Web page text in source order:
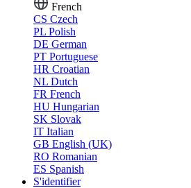
French
CS Czech
PL Polish
DE German
PT Portuguese
HR Croatian
NL Dutch
FR French
HU Hungarian
SK Slovak
IT Italian
GB English (UK)
RO Romanian
ES Spanish
S'identifier